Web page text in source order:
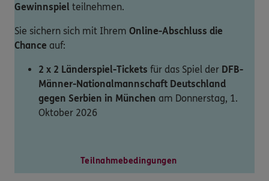
Gewinnspiel teilnehmen.
Sie sichern sich mit Ihrem Online-Abschluss die
Chance auf:
2 x 2 Länderspiel-Tickets für das Spiel der DFB-
Männer-Nationalmannschaft Deutschland
gegen Serbien in München am Donnerstag, 1.
Oktober 2026
Teilnahmebedingungen